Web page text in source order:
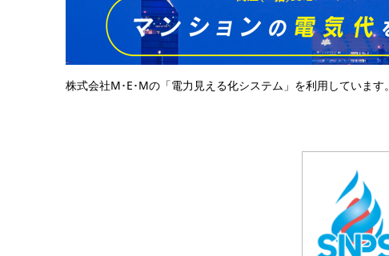
株式会社M･E･Mの「電力見える化システム」を利用しています。